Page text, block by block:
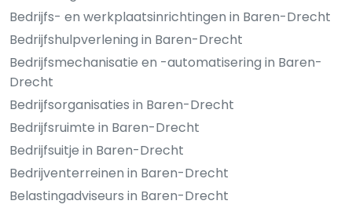
Bedrijfs- en werkplaatsinrichtingen in Baren-Drecht
Bedrijfshulpverlening in Baren-Drecht
Bedrijfsmechanisatie en -automatisering in Baren-
Drecht
Bedrijfsorganisaties in Baren-Drecht
Bedrijfsruimte in Baren-Drecht
Bedrijfsuitje in Baren-Drecht
Bedrijventerreinen in Baren-Drecht
Belastingadviseurs in Baren-Drecht